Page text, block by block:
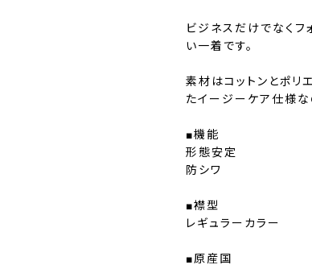
ビジネスだけでなく
い一着です。
素材はコットンとポリ
たイージーケア仕様な
■機能
形態安定
防シワ
■襟型
レギュラーカラー
■原産国